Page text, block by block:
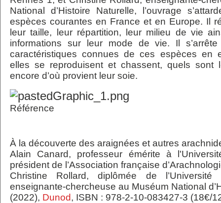
National d’Histoire Naturelle, l’ouvrage
espèces courantes en France et en Europe. Il
leur taille, leur répartition, leur milieu de vie
informations sur leur mode de vie. Il
caractéristiques connues de ces espèces en
elles se reproduisent et chassent, quels sont
encore d’où provient leur soie.
Référence
À la découverte des araignées et autres
Alain Canard, professeur émérite à
président de l’Association française
Christine Rollard, diplômée de
enseignante-chercheuse au Muséum National
(2022), Dunod, ISBN : 978-2-10-083427-3 (18€/